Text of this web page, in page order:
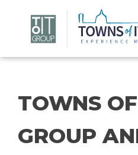
contenido
QUIÉNES SOMOS
DIVISIONES
TOWNS
GROUP